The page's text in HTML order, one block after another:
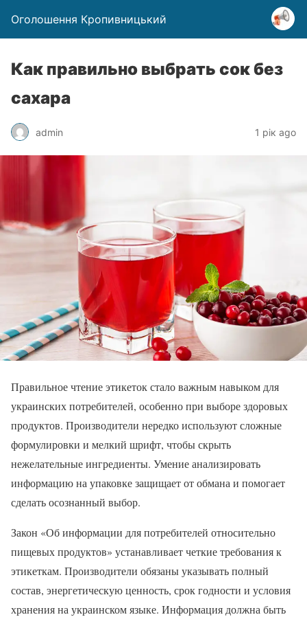
Оголошення Кропивницький
Как правильно выбрать сок без
сахара
admin 1 рік ago
Правильное чтение этикеток стало важным навыком для
украинских потребителей, особенно при выборе здоровых
продуктов. Производители нередко используют сложные
формулировки и мелкий шрифт, чтобы скрыть
нежелательные ингредиенты. Умение анализировать
информацию на упаковке защищает от обмана и помогает
сделать осознанный выбор.
Закон «Об информации для потребителей относительно
пищевых продуктов» устанавливает четкие требования к
этикеткам. Производители обязаны указывать полный
состав, энергетическую ценность, срок годности и условия
хранения на украинском языке. Информация должна быть